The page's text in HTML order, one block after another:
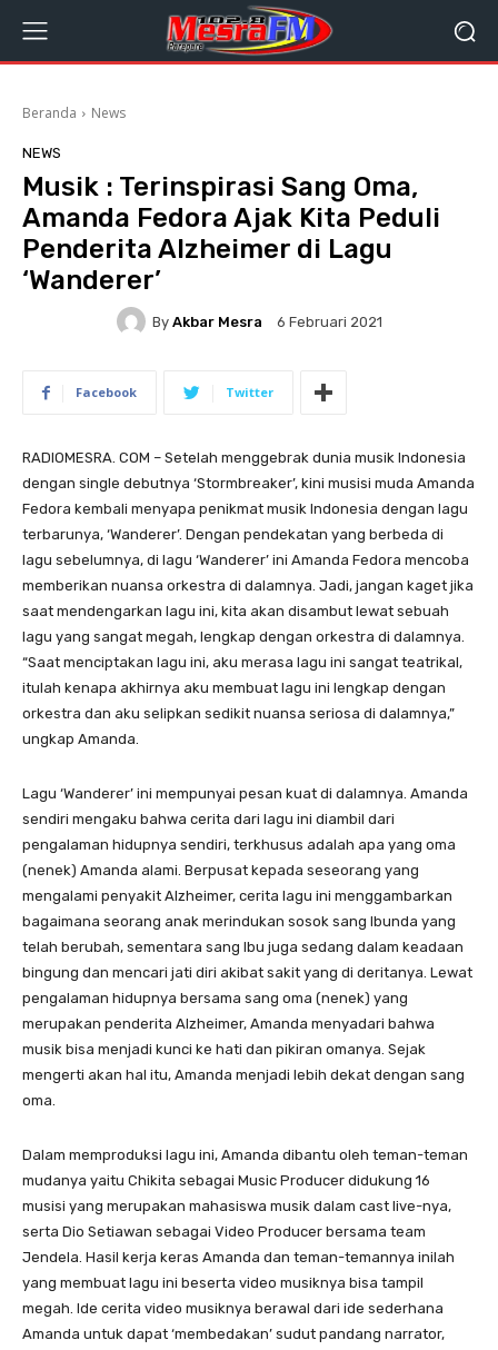
Beranda News
NEWS
Musik : Terinspirasi Sang Oma,
Amanda Fedora Ajak Kita Peduli
Penderita Alzheimer di Lagu
‘Wanderer’
By Akbar Mesra 6 Februari 2021
Facebook Twitter
RADIOMESRA. COM – Setelah menggebrak dunia musik Indonesia
dengan single debutnya ‘Stormbreaker’, kini musisi muda Amanda
Fedora kembali menyapa penikmat musik Indonesia dengan lagu
terbarunya, ‘Wanderer’. Dengan pendekatan yang berbeda di
lagu sebelumnya, di lagu ‘Wanderer’ ini Amanda Fedora mencoba
memberikan nuansa orkestra di dalamnya. Jadi, jangan kaget jika
saat mendengarkan lagu ini, kita akan disambut lewat sebuah
lagu yang sangat megah, lengkap dengan orkestra di dalamnya.
“Saat menciptakan lagu ini, aku merasa lagu ini sangat teatrikal,
itulah kenapa akhirnya aku membuat lagu ini lengkap dengan
orkestra dan aku selipkan sedikit nuansa seriosa di dalamnya,”
ungkap Amanda.
Lagu ‘Wanderer’ ini mempunyai pesan kuat di dalamnya. Amanda
sendiri mengaku bahwa cerita dari lagu ini diambil dari
pengalaman hidupnya sendiri, terkhusus adalah apa yang oma
(nenek) Amanda alami. Berpusat kepada seseorang yang
mengalami penyakit Alzheimer, cerita lagu ini menggambarkan
bagaimana seorang anak merindukan sosok sang Ibunda yang
telah berubah, sementara sang Ibu juga sedang dalam keadaan
bingung dan mencari jati diri akibat sakit yang di deritanya. Lewat
pengalaman hidupnya bersama sang oma (nenek) yang
merupakan penderita Alzheimer, Amanda menyadari bahwa
musik bisa menjadi kunci ke hati dan pikiran omanya. Sejak
mengerti akan hal itu, Amanda menjadi lebih dekat dengan sang
oma.
Dalam memproduksi lagu ini, Amanda dibantu oleh teman-teman
mudanya yaitu Chikita sebagai Music Producer didukung 16
musisi yang merupakan mahasiswa musik dalam cast live-nya,
serta Dio Setiawan sebagai Video Producer bersama team
Jendela. Hasil kerja keras Amanda dan teman-temannya inilah
yang membuat lagu ini beserta video musiknya bisa tampil
megah. Ide cerita video musiknya berawal dari ide sederhana
Amanda untuk dapat ‘membedakan’ sudut pandang narrator,